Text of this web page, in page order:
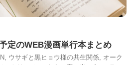
定のWEB漫画単行本まとめ
, ウサギと黒ヒョウ様の共生関係, オーク